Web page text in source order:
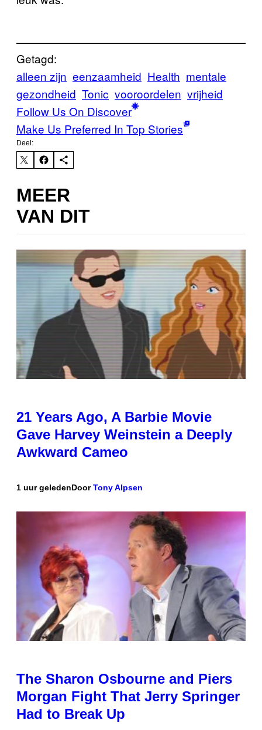
Getagd:
alleen zijn eenzaamheid Health mentale
gezondheid Tonic vooroordelen vrijheid
Follow Us On Discover
Make Us Preferred In Top Stories
Deel:
MEER
VAN DIT
21 Years Ago, A Barbie Movie
Gave Harvey Weinstein a Deeply
Awkward Cameo
1 uur geledenDoorTony Alpsen
The Sharon Osbourne and Piers
Morgan Fight That Jerry Springer
Had to Break Up